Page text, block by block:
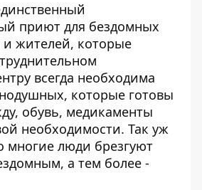
приют для бездомных
и жителей, которые
всегда необходима
которые готовы
обувь, медикаменты
необходимости. Так уж
многие люди брезгуют
а тем более -